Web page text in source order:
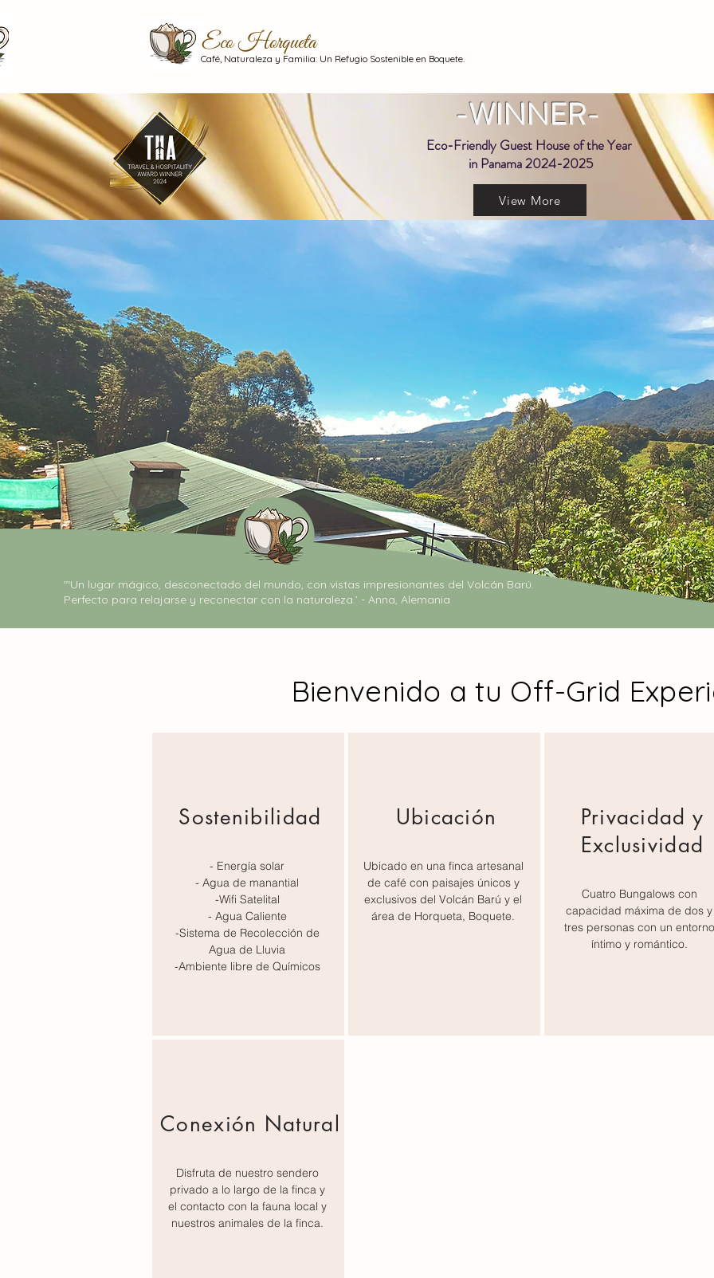
Café, Naturaleza y Familia: Un Refugio Sostenible en Boquete.
Eco Horqueta
-WINNER-
View More
Eco-Friendly Guest House of the Year
in Panama 2024-2025
"‘Un lugar mágico, desconectado del mundo, con vistas impresionantes del Volcán Barú.
Perfecto para relajarse y reconectar con la naturaleza.’ - Anna, Alemania
Bienvenido a tu Off-Grid
Sostenibilidad
- Energía solar
- Agua de manantial
-Wifi Satelital
- Agua Caliente
-Sistema de Recolección de
Agua de Lluvia
-Ambiente libre de Químicos
Ubicación
Ubicado en una finca artesanal
de café con paisajes únicos y
exclusivos del Volcán Barú y el
área de Horqueta, Boquete.
Privacidad y
Exclusividad
Cuatro Bungalows con
capacidad máxima de dos y
tres personas con un entorno
íntimo y romántico.
Conexión Natural
Disfruta de nuestro sendero
privado a lo largo de la finca y
el contacto con la fauna local y
nuestros animales de la finca.